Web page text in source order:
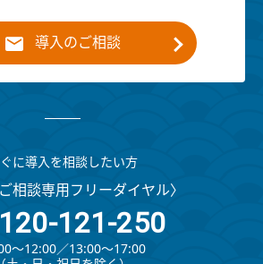
導入のご相談
に導入を相談したい方
相談専用フリーダイヤル〉
121-250
～12:00∕13:00～17:00